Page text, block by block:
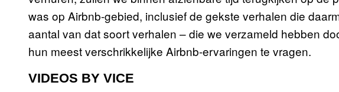
was op Airbnb-gebied, inclusief de gekste verhalen die
aantal van dat soort verhalen – die we verzameld hebben
hun meest verschrikkelijke Airbnb-ervaringen te vragen.
VIDEOS BY VICE